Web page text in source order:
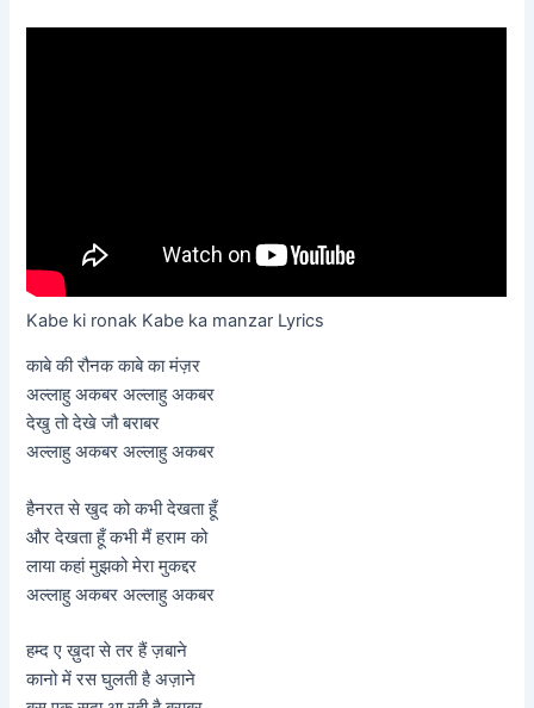
Kabe ki ronak Kabe ka manzar Lyrics
काबे की रौनक काबे का मंज़र
अल्लाहु अकबर अल्लाहु अकबर
देखु तो देखे जौ बराबर
अल्लाहु अकबर अल्लाहु अकबर
हैनरत से खुद को कभी देखता हूँ
और देखता हूँ कभी मैं हराम को
लाया कहां मुझको मेरा मुकद्दर
अल्लाहु अकबर अल्लाहु अकबर
हम्द ए ख़ुदा से तर हैं ज़बाने
कानो में रस घुलती है अज़ाने